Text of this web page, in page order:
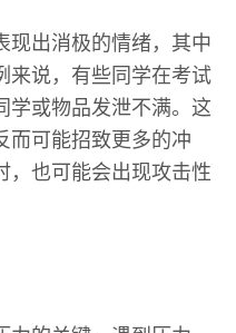
现出消极的情绪，其中
来说，有些同学在考试
学或物品发泄不满。这
而可能招致更多的冲
，也可能会出现攻击性